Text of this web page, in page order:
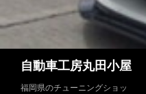
自動車工房丸田小屋
福岡県のチューニングショッ